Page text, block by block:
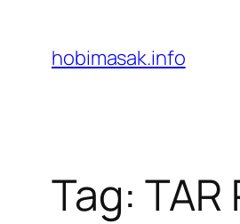
content
hobimasak.info
Tag: TAR